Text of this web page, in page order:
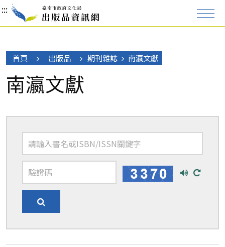
:::
:::
:::
首頁 出版品 期刊雜誌 南瀛文獻
南瀛文獻
播 換
搜
尋